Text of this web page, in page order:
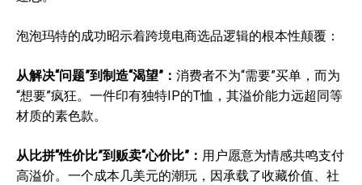
泡泡玛特的成功昭示着跨境电商选品逻辑的根本性颠覆：
从解决“问题”到制造“渴望”： 消费者不为“需要”买单，而为
“想要”疯狂。一件印有独特IP的T恤，其溢价能力远超同等
材质的素色款。
从比拼“性价比”到贩卖“心价比”： 用户愿意为情感共鸣支付
高溢价。一个成本几美元的潮玩，因承载了收藏价值、社